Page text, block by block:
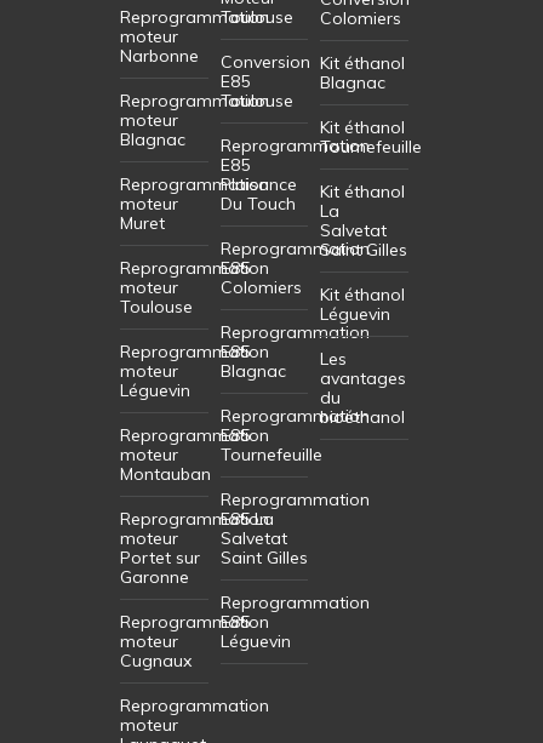
Reprogrammation
moteur
Narbonne
Reprogrammation
moteur
Blagnac
Reprogrammation
moteur
Muret
Reprogrammation
moteur
Toulouse
Reprogrammation
moteur
Léguevin
Reprogrammation
moteur
Montauban
Reprogrammation
moteur
Portet sur
Garonne
Reprogrammation
moteur
Cugnaux
Reprogrammation
moteur
Toulouse
Conversion
E85
Toulouse
Reprogrammation
E85
Plaisance
Du Touch
Reprogrammation
E85
Colomiers
Reprogrammation
E85
Blagnac
Reprogrammation
E85
Tournefeuille
Reprogrammation
E85 La
Salvetat
Saint Gilles
Reprogrammation
E85
Léguevin
Colomiers
Kit éthanol
Blagnac
Kit éthanol
Tournefeuille
Kit éthanol
La
Salvetat
Saint Gilles
Kit éthanol
Léguevin
Les
avantages
du
bioéthanol